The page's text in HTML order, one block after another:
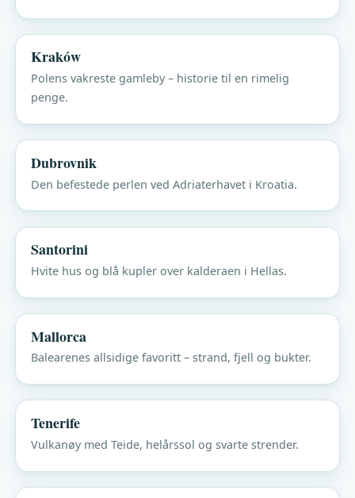
Kraków
Polens vakreste gamleby – historie til en rimelig
penge.
Dubrovnik
Den befestede perlen ved Adriaterhavet i Kroatia.
Santorini
Hvite hus og blå kupler over kalderaen i Hellas.
Mallorca
Balearenes allsidige favoritt – strand, fjell og bukter.
Tenerife
Vulkanøy med Teide, helårssol og svarte strender.